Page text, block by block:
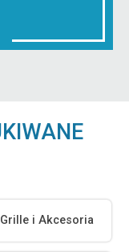
Grille i Akcesoria